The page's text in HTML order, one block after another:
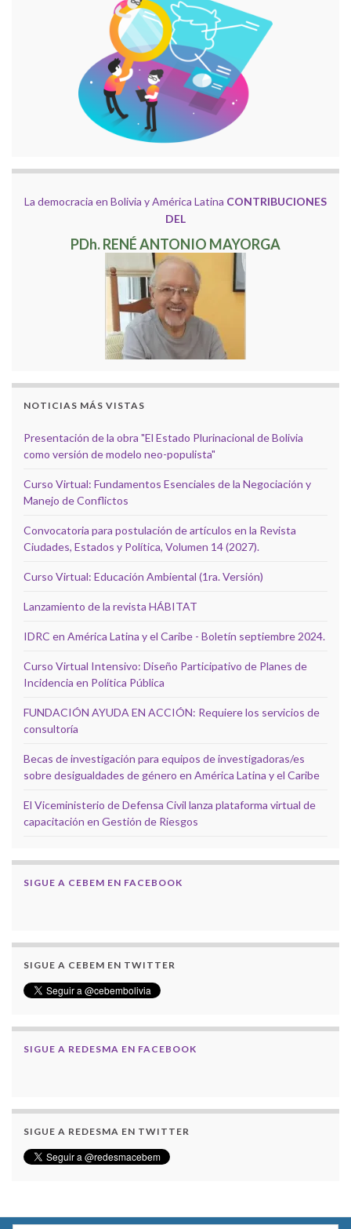
La democracia en Bolivia y América Latina CONTRIBUCIONES
DEL
PDh. RENÉ ANTONIO MAYORGA
NOTICIAS MÁS VISTAS
Presentación de la obra "El Estado Plurinacional de Bolivia
como versión de modelo neo-populista"
Curso Virtual: Fundamentos Esenciales de la Negociación y
Manejo de Conflictos
Convocatoria para postulación de artículos en la Revista
Ciudades, Estados y Política, Volumen 14 (2027).
Curso Virtual: Educación Ambiental (1ra. Versión)
Lanzamiento de la revista HÁBITAT
IDRC en América Latina y el Caribe - Boletín septiembre 2024.
Curso Virtual Intensivo: Diseño Participativo de Planes de
Incidencia en Política Pública
FUNDACIÓN AYUDA EN ACCIÓN: Requiere los servicios de
consultoría
Becas de investigación para equipos de investigadoras/es
sobre desigualdades de género en América Latina y el Caribe
El Viceministerio de Defensa Civil lanza plataforma virtual de
capacitación en Gestión de Riesgos
SIGUE A CEBEM EN FACEBOOK
SIGUE A CEBEM EN TWITTER
SIGUE A REDESMA EN FACEBOOK
SIGUE A REDESMA EN TWITTER